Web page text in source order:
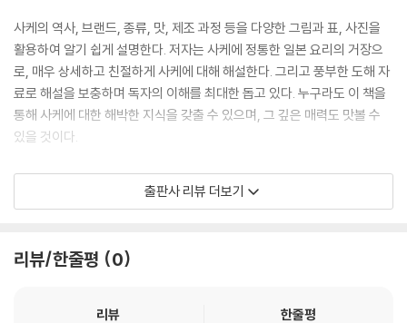
마신 술을 기록으로 남겨 제대로 기억하자
사케 용어집
취재ㆍ사진 협력 & 참고문헌 일람
맺음말
사케의 역사, 브랜드, 종류, 맛, 제조 과정 등을 다양한 그림과 표, 사진을
활용하여 알기 쉽게 설명한다. 저자는 사케에 정통한 일본 요리의 거장으
로, 매우 상세하고 친절하게 사케에 대해 해설한다. 그리고 풍부한 도해 자
료로 해설을 보충하며 독자의 이해를 최대한 돕고 있다. 누구라도 이 책을
통해 사케에 대한 해박한 지식을 갖출 수 있으며, 그 깊은 매력도 맛볼 수
있을 것이다.
사케를 더욱 즐겁게 마시기 위한 유용한 테크닉과 상식!!
들을 보여준다. 단순 지식에 머무르지 않고 사케 지식을 유용하게 활용하
다. 주류점 고르는 법부터, 분위기 있게 마시는 법, 맛과 향을 표현하는 법,
출판사 리뷰 더보기
리뷰/한줄평 0
리뷰
한줄평